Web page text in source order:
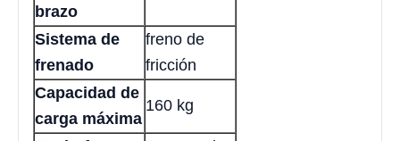
brazo
Sistema de
frenado
freno de
fricción
Capacidad de
carga máxima
160 kg